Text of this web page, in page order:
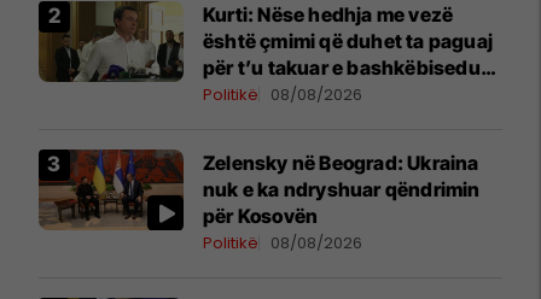
Kurti: Nëse hedhja me vezë
është çmimi që duhet ta paguaj
për t’u takuar e bashkëbiseduar
jam i lumtur ta bëj këtë
Politikë 08/08/2026
Zelensky në Beograd: Ukraina
nuk e ka ndryshuar qëndrimin
për Kosovën
Politikë 08/08/2026